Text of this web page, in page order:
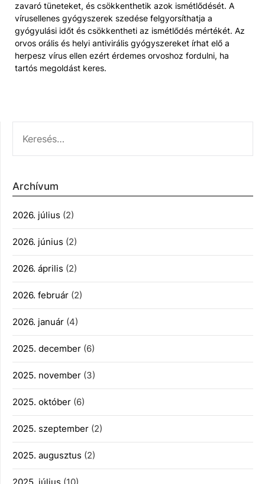
zavaró tüneteket, és csökkenthetik azok ismétlődését. A
vírusellenes gyógyszerek szedése felgyorsíthatja a
gyógyulási időt és csökkentheti az ismétlődés mértékét. Az
orvos orális és helyi antivirális gyógyszereket írhat elő a
herpesz vírus ellen ezért érdemes orvoshoz fordulni, ha
tartós megoldást keres.
Archívum
2026. július (2)
2026. június (2)
2026. április (2)
2026. február (2)
2026. január (4)
2025. december (6)
2025. november (3)
2025. október (6)
2025. szeptember (2)
2025. augusztus (2)